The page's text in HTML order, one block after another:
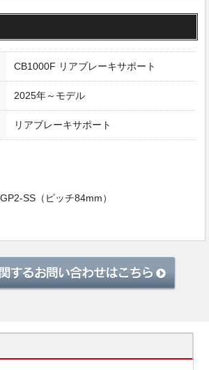
CB1000F リアブレーキサポート
2025年～モデル
リアブレーキサポート
SS（ピッチ84mm）